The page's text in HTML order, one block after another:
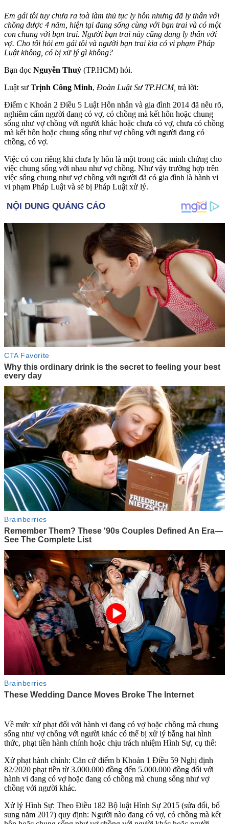
Em gái tôi tuy chưa ra toà làm thủ tục ly hôn nhưng đã ly thân với
chồng được 4 năm, hiện tại đang sống cùng với bạn trai và có một
con chung với bạn trai. Người bạn trai này cũng đang ly thân với
vợ. Cho tôi hỏi em gái tôi và người bạn trai kia có vi phạm Pháp
Luật không, có bị xử lý gì không?
Bạn đọc Nguyễn Thuỷ (TP.HCM) hỏi.
Luật sư Trịnh Công Minh, Đoàn Luật Sư TP.HCM, trả lời:
Điểm c Khoản 2 Điều 5 Luật Hôn nhân và gia đình 2014 đã nêu rõ,
nghiêm cấm người đang có vợ, có chồng mà kết hôn hoặc chung
sống như vợ chồng với người khác hoặc chưa có vợ, chưa có chồng
mà kết hôn hoặc chung sống như vợ chồng với người đang có
chồng, có vợ.
Việc có con riêng khi chưa ly hôn là một trong các minh chứng cho
việc chung sống với nhau như vợ chồng. Như vậy trường hợp trên
việc sống chung như vợ chồng với người đã có gia đình là hành vi
vi phạm Pháp Luật và sẽ bị Pháp Luật xử lý.
Về mức xử phạt đối với hành vi đang có vợ hoặc chồng mà chung
sống như vợ chồng với người khác có thể bị xử lý bằng hai hình
thức, phạt tiền hành chính hoặc chịu trách nhiệm Hình Sự, cụ thể:
Xử phạt hành chính: Căn cứ điểm b Khoản 1 Điều 59 Nghị định
82/2020 phạt tiền từ 3.000.000 đồng đến 5.000.000 đồng đối với
hành vi đang có vợ hoặc đang có chồng mà chung sống như vợ
chồng với người khác.
Xử lý Hình Sự: Theo Điều 182 Bộ luật Hình Sự 2015 (sửa đổi, bổ
sung năm 2017) quy định: Người nào đang có vợ, có chồng mà kết